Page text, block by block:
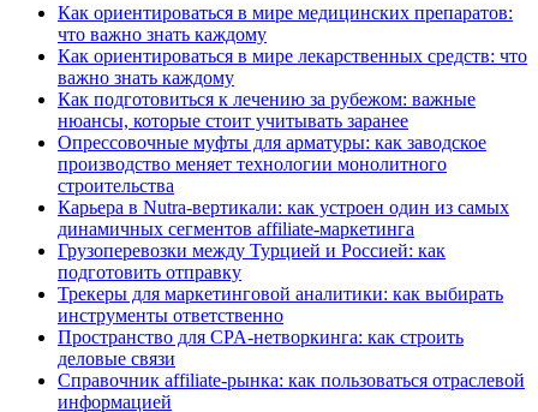
Как ориентироваться в мире медицинских препаратов:
что важно знать каждому
Как ориентироваться в мире лекарственных средств: что
важно знать каждому
Как подготовиться к лечению за рубежом: важные
нюансы, которые стоит учитывать заранее
Опрессовочные муфты для арматуры: как заводское
производство меняет технологии монолитного
строительства
Карьера в Nutra-вертикали: как устроен один из самых
динамичных сегментов affiliate-маркетинга
Грузоперевозки между Турцией и Россией: как
подготовить отправку
Трекеры для маркетинговой аналитики: как выбирать
инструменты ответственно
Пространство для CPA-нетворкинга: как строить
деловые связи
Справочник affiliate-рынка: как пользоваться отраслевой
информацией